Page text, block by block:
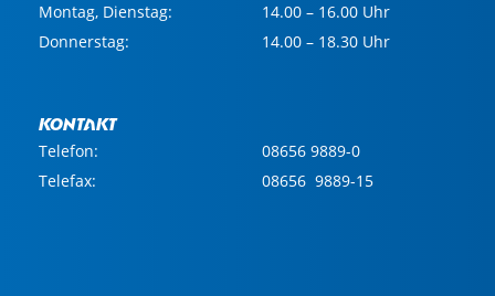
Montag, Dienstag:
14.00 – 16.00 Uhr
Donnerstag:
14.00 – 18.30 Uhr
Kontakt
Telefon:
08656 9889-0
Telefax:
08656 9889-15